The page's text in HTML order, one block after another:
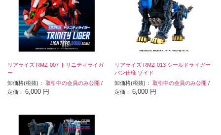
リアライズ RMZ-007 トリニティライガ
ー
卸価格(税抜)： 取引中の会員のみ公開 /
定価： 6,000 円
リアライズ RMZ-013 シールドライガー
バン仕様 ゾイド
卸価格(税抜)：取引中の会員のみ公開 /
定価：6,000 円